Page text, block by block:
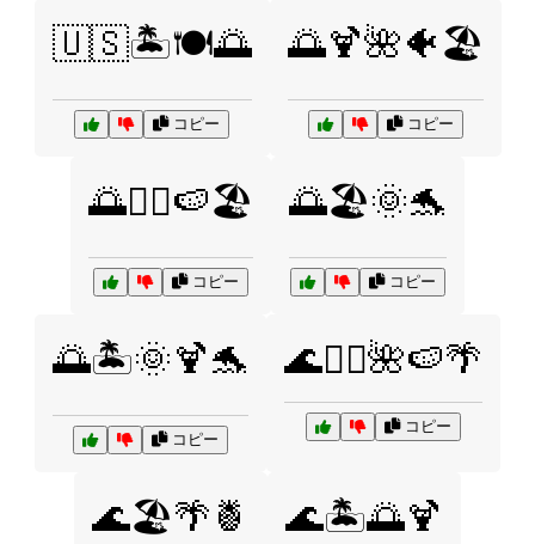
🇺🇸🏝️🍽️🌅
コピー
🌅🍹🌺🐠🏖️
コピー
🌅🏄‍♂️🍉🏖️
コピー
🌅🏖️🌞🐬
コピー
🌅🏝️🌞🍹🐬
コピー
🌊🏄‍♀️🌺🍉🌴
コピー
🌊🏖️🌴🍍 🌊🏝️🌅🍹